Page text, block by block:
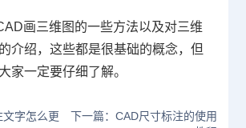
画三维图的一些方法以及对三维
介绍，这些都是很基础的概念，但
家一定要仔细了解。
文字怎么更
下一篇：CAD尺寸标注的使用